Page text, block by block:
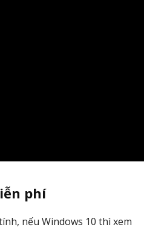
phí
nếu Windows 10 thì xem